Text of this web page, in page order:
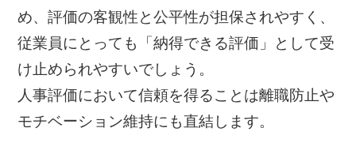
め、評価の客観性と公平性が担保されやすく、
従業員にとっても「納得できる評価」として受
け止められやすいでしょう。
人事評価において信頼を得ることは離職防止や
モチベーション維持にも直結します。